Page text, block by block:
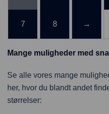
7 8 →
Mange muligheder med
Se alle vores mange
her, hvor du blandt andet
størrelser: